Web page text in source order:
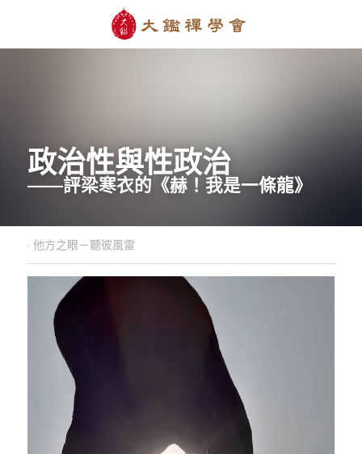
政治性與性政治
——評梁寒衣的《赫！我是一條龍》
· 他方之眼－聽彼風雷